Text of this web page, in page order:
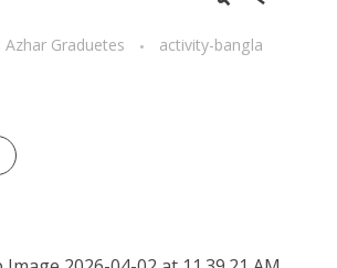
Azhar Graduetes activity-bangla